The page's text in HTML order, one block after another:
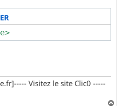
Visitez le site Clic0 -----